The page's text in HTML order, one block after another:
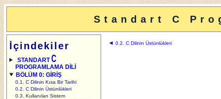
Standart C
İçindekiler
STANDARTC
PROGRAMLAMA DİLİ
BÖLÜM 0: GİRİŞ
0.1. C Dilinin Kısa Bir Tarihi
0.2. C Dilinin Üstünlükleri
0.3. Kullanılan Sistem
◄ 0.2. C Dilinin Üstünlükleri